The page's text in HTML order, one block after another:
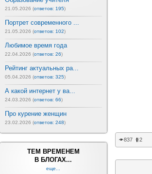
21.05.2026 (ответов: 195)
Портрет современного ...
21.05.2026 (ответов: 102)
Любимое время года
22.04.2026 (ответов: 26)
Рейтинг актуальных ра...
05.04.2026 (ответов: 325)
А какой интернет у ва...
24.03.2026 (ответов: 66)
Про курение женщин
23.02.2026 (ответов: 248)
ТЕМ ВРЕМЕНЕМ
В БЛОГАХ...
еще...
837 2